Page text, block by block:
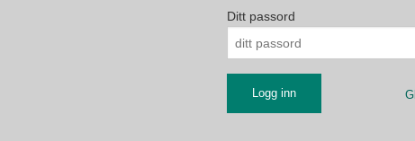
Ditt passord